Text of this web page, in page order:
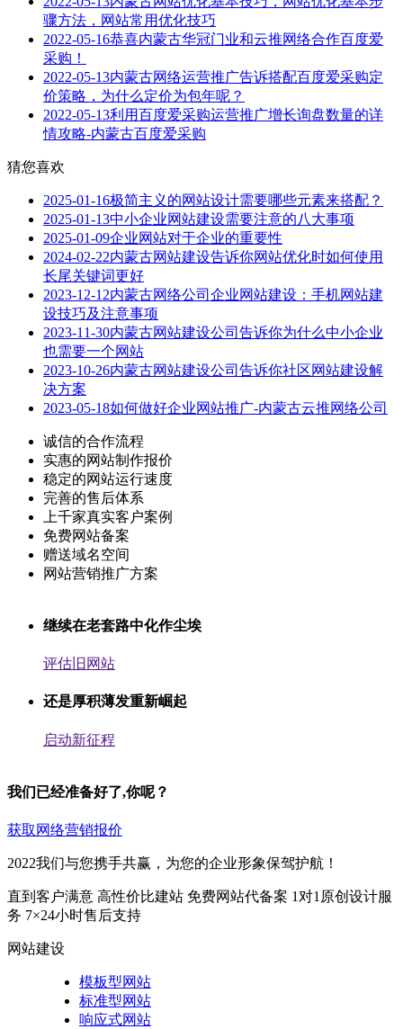
骤方法，网站常用优化技巧
2022-05-16恭喜内蒙古华冠门业和云推网络合作百度爱
采购！
2022-05-13内蒙古网络运营推广告诉搭配百度爱采购定
价策略，为什么定价为包年呢？
2022-05-13利用百度爱采购运营推广增长询盘数量的详
情攻略-内蒙古百度爱采购
猜您喜欢
2025-01-16极简主义的网站设计需要哪些元素来搭配？
2025-01-13中小企业网站建设需要注意的八大事项
2025-01-09企业网站对于企业的重要性
2024-02-22内蒙古网站建设告诉你网站优化时如何使用
长尾关键词更好
2023-12-12内蒙古网络公司企业网站建设：手机网站建
设技巧及注意事项
2023-11-30内蒙古网站建设公司告诉你为什么中小企业
也需要一个网站
2023-10-26内蒙古网站建设公司告诉你社区网站建设解
决方案
2023-05-18如何做好企业网站推广-内蒙古云推网络公司
诚信的合作流程
实惠的网站制作报价
稳定的网站运行速度
完善的售后体系
上千家真实客户案例
免费网站备案
赠送域名空间
网站营销推广方案
继续在老套路中化作尘埃
评估旧网站
还是厚积薄发重新崛起
启动新征程
我们已经准备好了,你呢？
获取网络营销报价
2022我们与您携手共赢，为您的企业形象保驾护航！
直到客户满意 高性价比建站 免费网站代备案 1对1原创设计服
务 7×24小时售后支持
网站建设
模板型网站
标准型网站
响应式网站